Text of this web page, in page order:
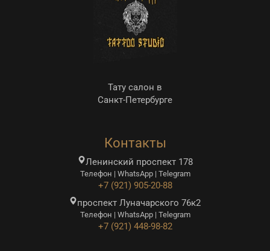
Тату салон в
Санкт-Петербурге
Контакты
Ленинский проспект 178
Телефон | WhatsApp | Telegram
+7 (921) 905-20-88
проспект Луначарского 76к2
Телефон | WhatsApp | Telegram
+7 (921) 448-98-82